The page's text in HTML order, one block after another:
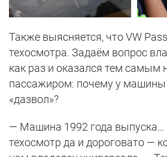
Также выясняется, что VW
техосмотра. Задаём вопрос
как раз и оказался тем самым
пассажиром: почему у машины
«дазвол»?
— Машина 1992 года выпуска…
техосмотр да и дороговато —